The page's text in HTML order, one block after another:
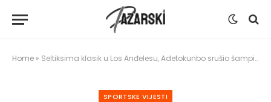
Home » Seltiksima klasik u Los Anđelesu, Adetokunbo srušio šampione
SPORTSKE VIJESTI